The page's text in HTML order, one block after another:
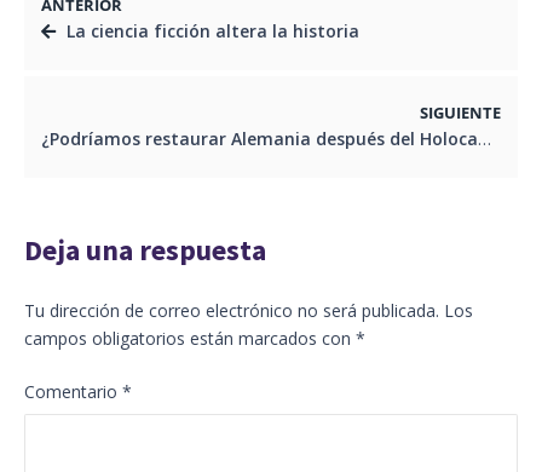
ANTERIOR
La ciencia ficción altera la historia
SIGUIENTE
¿Podríamos restaurar Alemania después del Holocausto?
Deja una respuesta
Tu dirección de correo electrónico no será publicada. Los
campos obligatorios están marcados con *
Comentario *